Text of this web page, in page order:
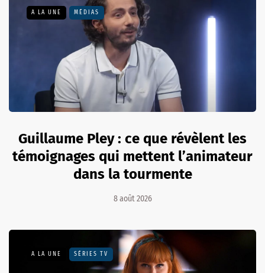
A LA UNE MÉDIAS
Guillaume Pley : ce que révèlent les
témoignages qui mettent l’animateur
dans la tourmente
8 août 2026
A LA UNE SÉRIES TV